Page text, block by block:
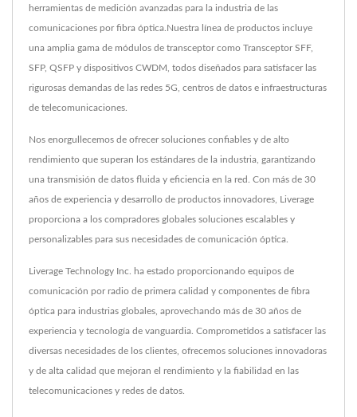
herramientas de medición avanzadas para la industria de las
comunicaciones por fibra óptica.Nuestra línea de productos incluye
una amplia gama de módulos de transceptor como Transceptor SFF,
SFP, QSFP y dispositivos CWDM, todos diseñados para satisfacer las
rigurosas demandas de las redes 5G, centros de datos e infraestructuras
de telecomunicaciones.
Nos enorgullecemos de ofrecer soluciones confiables y de alto
rendimiento que superan los estándares de la industria, garantizando
una transmisión de datos fluida y eficiencia en la red. Con más de 30
años de experiencia y desarrollo de productos innovadores, Liverage
proporciona a los compradores globales soluciones escalables y
personalizables para sus necesidades de comunicación óptica.
Liverage Technology Inc. ha estado proporcionando equipos de
comunicación por radio de primera calidad y componentes de fibra
óptica para industrias globales, aprovechando más de 30 años de
experiencia y tecnología de vanguardia. Comprometidos a satisfacer las
diversas necesidades de los clientes, ofrecemos soluciones innovadoras
y de alta calidad que mejoran el rendimiento y la fiabilidad en las
telecomunicaciones y redes de datos.